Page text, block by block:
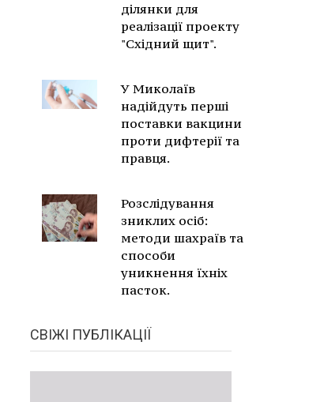
ділянки для
реалізації проекту
"Східний щит".
У Миколаїв
надійдуть перші
поставки вакцини
проти дифтерії та
правця.
Розслідування
зниклих осіб:
методи шахраїв та
способи
уникнення їхніх
пасток.
СВІЖІ ПУБЛІКАЦІЇ